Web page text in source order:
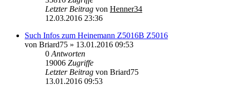
Letzter Beitrag von Henner34
12.03.2016 23:36
Such Infos zum Heinemann Z5016B Z5016
von Briard75 » 13.01.2016 09:53
0 Antworten
19006 Zugriffe
Letzter Beitrag von Briard75
13.01.2016 09:53